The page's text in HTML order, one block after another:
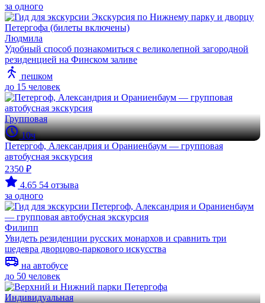
за одного
Людмила
Удобный способ познакомиться с великолепной загородной
резиденцией на Финском заливе
пешком
до 15 человек
Групповая
10ч
Петергоф, Александрия и Ораниенбаум — групповая
автобусная экскурсия
2350 ₽
4.65 54 отзыва
за одного
Филипп
Увидеть резиденции русских монархов и сравнить три
шедевра дворцово-паркового искусства
на автобусе
до 50 человек
Индивидуальная